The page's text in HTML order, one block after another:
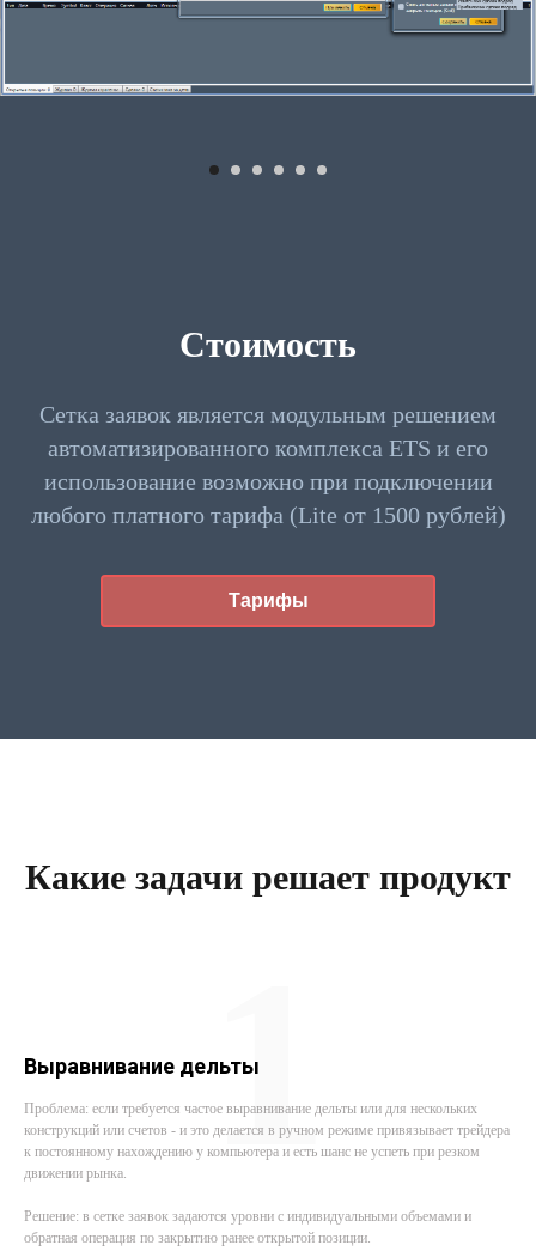
Стоимость
Сетка заявок является модульным решением
автоматизированного комплекса ETS и его
использование возможно при подключении
любого платного тарифа (Lite от 1500 рублей)
Тарифы
Какие задачи решает продукт
Выравнивание дельты
Проблема: если требуется частое выравнивание дельты или для нескольких
конструкций или счетов - и это делается в ручном режиме привязывает трейдера
к постоянному нахождению у компьютера и есть шанс не успеть при резком
движении рынка.
Решение: в сетке заявок задаются уровни с индивидуальными объемами и
обратная операция по закрытию ранее открытой позиции.
1